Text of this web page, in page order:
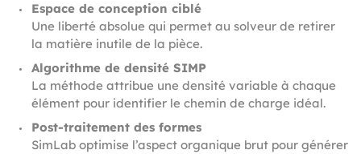
Espace de conception ciblé
Une liberté absolue qui permet au solveur de retirer
la matière inutile de la pièce.
Algorithme de densité SIMP
La méthode attribue une densité variable à chaque
élément pour identifier le chemin de charge idéal.
Post-traitement des formes
SimLab optimise l’aspect organique brut pour générer